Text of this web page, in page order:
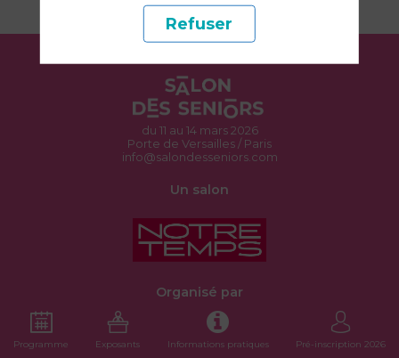
du 11 au 14 mars 2026
Porte de Versailles / Paris
info@salondesseniors.com
Un salon
Organisé par
Programme Exposants Informations pratiques Pré-inscription 2026
Refuser